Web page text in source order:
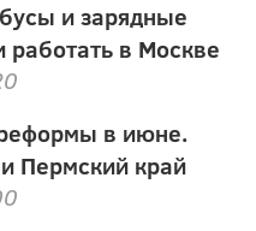
и зарядные
работать в Москве
в июне.
Пермский край